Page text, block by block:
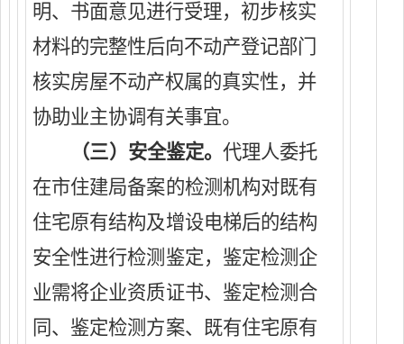
明、书面意见进行受理，初步核实
材料的完整性后向不动产登记部门
核实房屋不动产权属的真实性，并
协助业主协调有关事宜。
（三）安全鉴定。代理人委托
在市住建局备案的检测机构对既有
住宅原有结构及增设电梯后的结构
安全性进行检测鉴定， 鉴定检测企
业需将企业资质证书、鉴定检测合
同、鉴定检测方案、 既有住宅原有